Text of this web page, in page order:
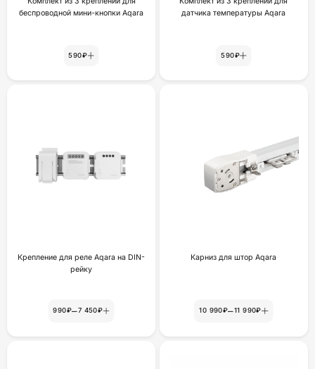
беспроводной мини-кнопки Aqara
590₽
датчика температуры Aqara
590₽
Крепление для реле Aqara на DIN-
рейку
990₽–7 450₽
Карниз для штор Aqara
10 990₽–11 990₽